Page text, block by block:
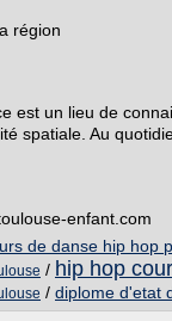
région
est un lieu de
spatiale. Au
enfant.com
de danse hip hop
/ hip hop
/ diplome d'etat